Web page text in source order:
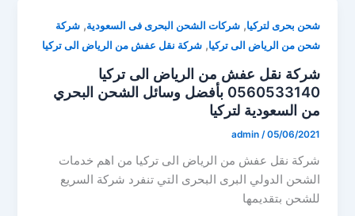
شحن بحرى لتركيا,شركات الشحن البحرى فى السعودية,شركة
شحن من الرياض الى تركيا,شركة نقل عفش من الرياض الى تركيا
شركة نقل عفش من الرياض الى تركيا
0560533140 بأفضل وسائل الشحن البحري
من السعودية لتركيا
admin /05/06/2021
شركة نقل عفش من الرياض الى تركيا من اهم خدمات
الشحن الدولي البرى البحرى التي تنفرد شركة السريع
للشحن بتقديمها